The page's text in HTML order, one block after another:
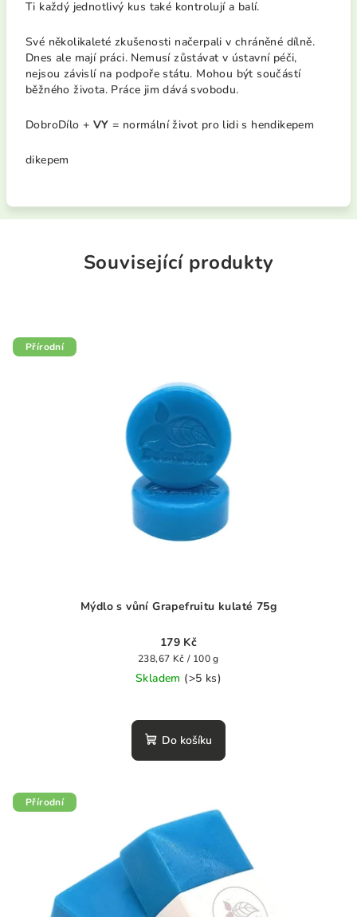
Ti každý jednotlivý kus také kontrolují a balí.
Své několikaleté zkušenosti načerpali v chráněné dílně.
Dnes ale mají práci. Nemusí zůstávat v ústavní péči,
nejsou závislí na podpoře státu. Mohou být součástí
běžného života. Práce jim dává svobodu.
DobroDílo + VY = normální život pro lidi s hendikepem
dikepem
Související produkty
Přírodní
Mýdlo s vůní Grapefruitu kulaté 75g
179 Kč
Měrná
cena:
238,67 Kč / 100 g
Skladem (>5 ks)
hodnocení
produktu
hvězdiček.
Do košíku
Přírodní